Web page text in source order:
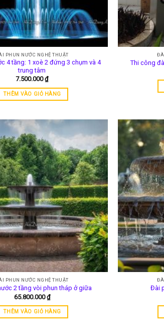
PHUN NƯỚC NGHỆ THUẬT
4 tầng: 1 xoè 2 đứng 3 chụm và 4
trung tâm
7.500.000₫
THÊM VÀO GIỎ HÀNG
Thi công
PHUN NƯỚC NGHỆ THUẬT
2 tầng vòi phun tháp ở giữa
65.800.000₫
THÊM VÀO GIỎ HÀNG
Đài